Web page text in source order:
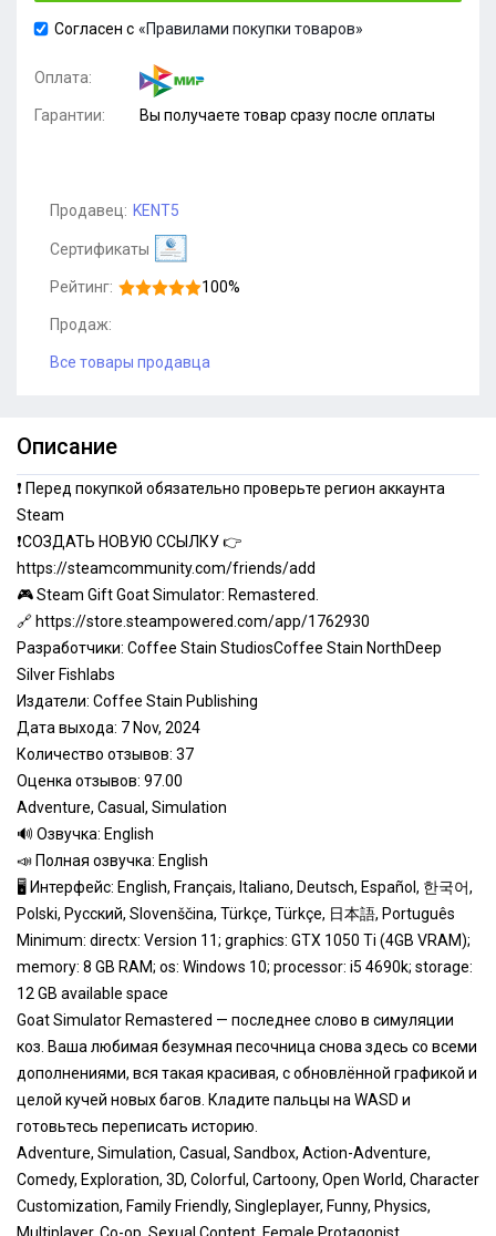
Согласен с «Правилами покупки товаров»
Оплата:
Гарантии: Вы получаете товар сразу после оплаты
Продавец: KENT5
Сертификаты
Рейтинг: 100%
Продаж:
Все товары продавца
Описание
❗ Перед покупкой обязательно проверьте регион аккаунта
Steam
❗СОЗДАТЬ НОВУЮ ССЫЛКУ 👉
https://steamcommunity.com/friends/add
🎮 Steam Gift Goat Simulator: Remastered.
🔗 https://store.steampowered.com/app/1762930
Разработчики: Coffee Stain StudiosCoffee Stain NorthDeep
Silver Fishlabs
Издатели: Coffee Stain Publishing
Дата выхода: 7 Nov, 2024
Количество отзывов: 37
Оценка отзывов: 97.00
Adventure, Casual, Simulation
🔊 Озвучка: English
📣 Полная озвучка: English
🖥 Интерфейс: English, Français, Italiano, Deutsch, Español, 한국어,
Polski, Русский, Slovenščina, Türkçe, Türkçe, 日本語, Português
Minimum: directx: Version 11; graphics: GTX 1050 Ti (4GB VRAM);
memory: 8 GB RAM; os: Windows 10; processor: i5 4690k; storage:
12 GB available space
Goat Simulator Remastered — последнее слово в симуляции
коз. Ваша любимая безумная песочница снова здесь со всеми
дополнениями, вся такая красивая, с обновлённой графикой и
целой кучей новых багов. Кладите пальцы на WASD и
готовьтесь переписать историю.
Adventure, Simulation, Casual, Sandbox, Action-Adventure,
Comedy, Exploration, 3D, Colorful, Cartoony, Open World, Character
Customization, Family Friendly, Singleplayer, Funny, Physics,